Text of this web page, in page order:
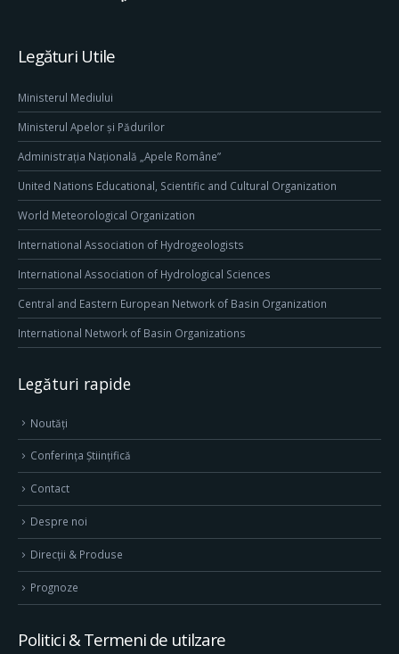
Legături Utile
Ministerul Mediului
Ministerul Apelor și Pădurilor
Administrația Națională „Apele Române”
United Nations Educational, Scientific and Cultural Organization
World Meteorological Organization
International Association of Hydrogeologists
International Association of Hydrological Sciences
Central and Eastern European Network of Basin Organization
International Network of Basin Organizations
Legături rapide
Noutăți
Conferința Științifică
Contact
Despre noi
Direcţii & Produse
Prognoze
Politici & Termeni de utilzare